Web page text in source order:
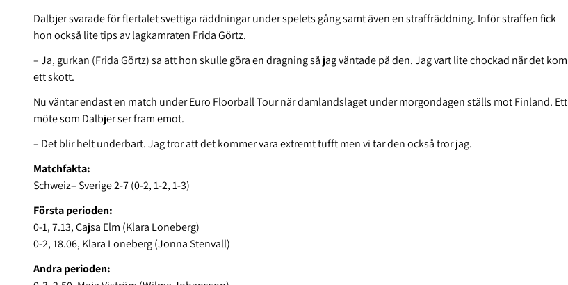
Dalbjer svarade för flertalet svettiga räddningar under spelets gång samt även en straffräddning. Inför straffen fick
hon också lite tips av lagkamraten Frida Görtz.
– Ja, gurkan (Frida Görtz) sa att hon skulle göra en dragning så jag väntade på den. Jag vart lite chockad när det kom
ett skott.
Nu väntar endast en match under Euro Floorball Tour när damlandslaget under morgondagen ställs mot Finland. Ett
möte som Dalbjer ser fram emot.
– Det blir helt underbart. Jag tror att det kommer vara extremt tufft men vi tar den också tror jag.
Matchfakta:
Schweiz– Sverige 2-7 (0-2, 1-2, 1-3)
Första perioden:
0-1, 7.13, Cajsa Elm (Klara Loneberg)
0-2, 18.06, Klara Loneberg (Jonna Stenvall)
Andra perioden: